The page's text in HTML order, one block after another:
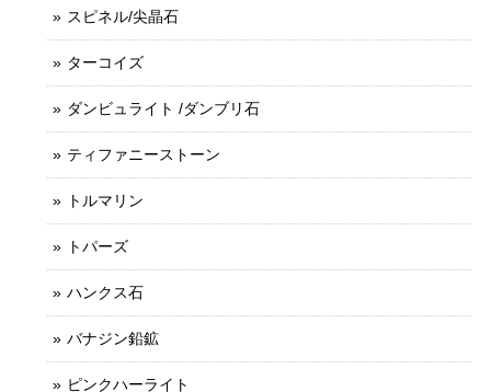
スピネル/尖晶石
ターコイズ
ダンビュライト /ダンブリ石
ティファニーストーン
トルマリン
トパーズ
ハンクス石
バナジン鉛鉱
ピンクハーライト